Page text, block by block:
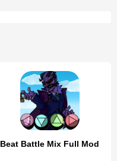
Beat Battle Mix Full Mod